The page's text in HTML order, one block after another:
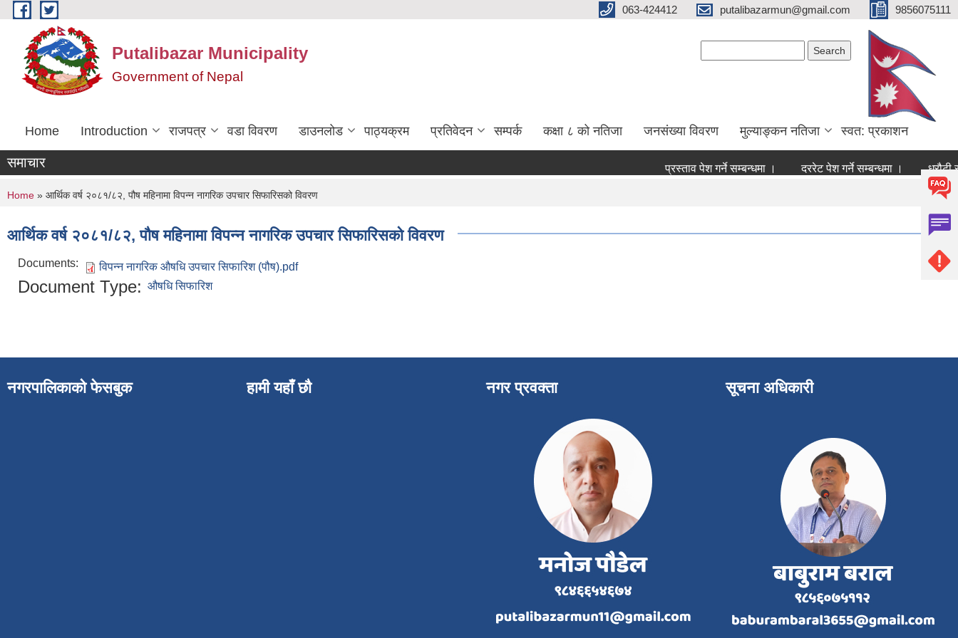
Skip to main content 063-424412 putalibazarmun@gmail.com 9856075111
Putalibazar Municipality
Government of Nepal
Home Introduction राजपत्र वडा विवरण डाउनलोड पाठ्यक्रम प्रतिवेदन सम्पर्क कक्षा ८ को नतिजा जनसंख्या विवरण मुल्याङ्कन नतिजा स्वत: प्रकाशन
समाचार प्रस्ताव पेश गर्ने सम्बन्धमा । दररेट पेश गर्ने सम्बन्धमा । धरौटी
You are here
Home » आर्थिक वर्ष २०८१/८२, पौष महिनामा विपन्न नागरिक उपचार सिफारिसको विवरण
आर्थिक वर्ष २०८१/८२, पौष महिनामा विपन्न नागरिक उपचार सिफारिसको विवरण
Documents: विपन्न नागरिक औषधि उपचार सिफारिश (पौष).pdf
Document Type: औषधि सिफारिश
नगरपालिकाको फेसबुक हामी यहाँ छौ नगर प्रवक्ता सूचना अधिकारी